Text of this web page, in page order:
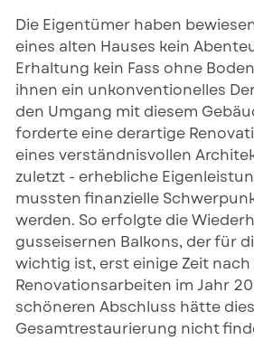
Die Eigentümer haben
eines alten Hauses kein
Erhaltung kein Fass ohne
ihnen ein unkonventionelles
den Umgang mit diesem
forderte eine derartige
eines verständnisvollen
zuletzt - erhebliche
mussten finanzielle
werden. So erfolgte die
gusseisernen Balkons, der für
wichtig ist, erst einige Zeit
Renovationsarbeiten im Jahr
schöneren Abschluss hätte
Gesamtrestaurierung nicht